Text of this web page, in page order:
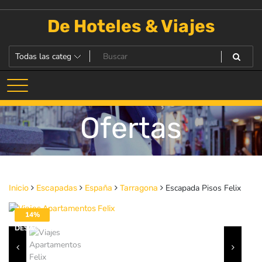
De Hoteles & Viajes
Ofertas
Inicio Escapadas España Tarragona Escapada Pisos Felix
14%
DESACTIVADO